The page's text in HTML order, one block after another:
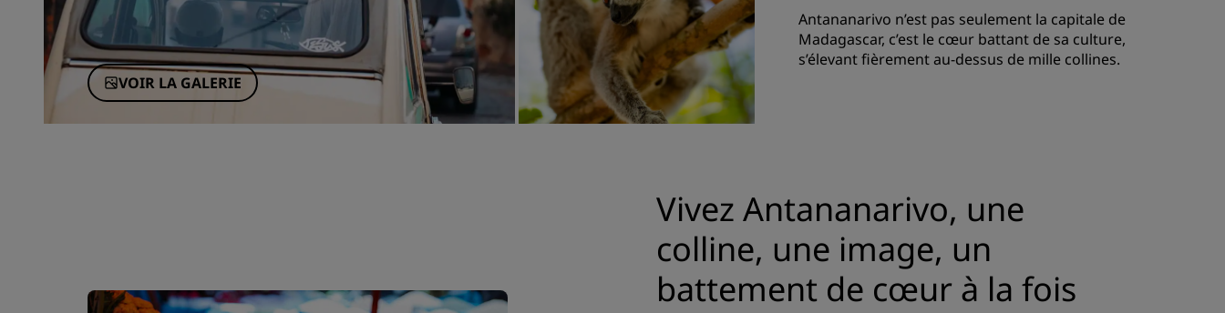
VOIR LA GALERIE
Antananarivo n’est pas seulement la capitale de
Madagascar, c’est le cœur battant de sa culture,
s’élevant fièrement au-dessus de mille collines.
Vivez Antananarivo, une
colline, une image, un
battement de cœur à la fois